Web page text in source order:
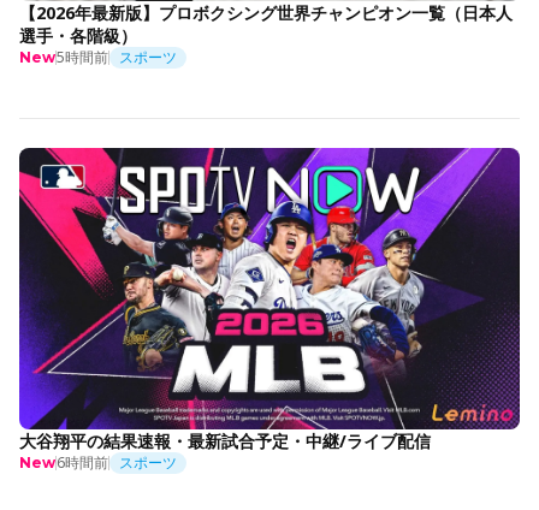
【2026年最新版】プロボクシング世界チャンピオン一覧（日本人
選手・各階級）
New5時間前 スポーツ
大谷翔平の結果速報・最新試合予定・中継/ライブ配信
New6時間前 スポーツ